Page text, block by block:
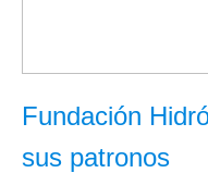
Fundación
sus patronos